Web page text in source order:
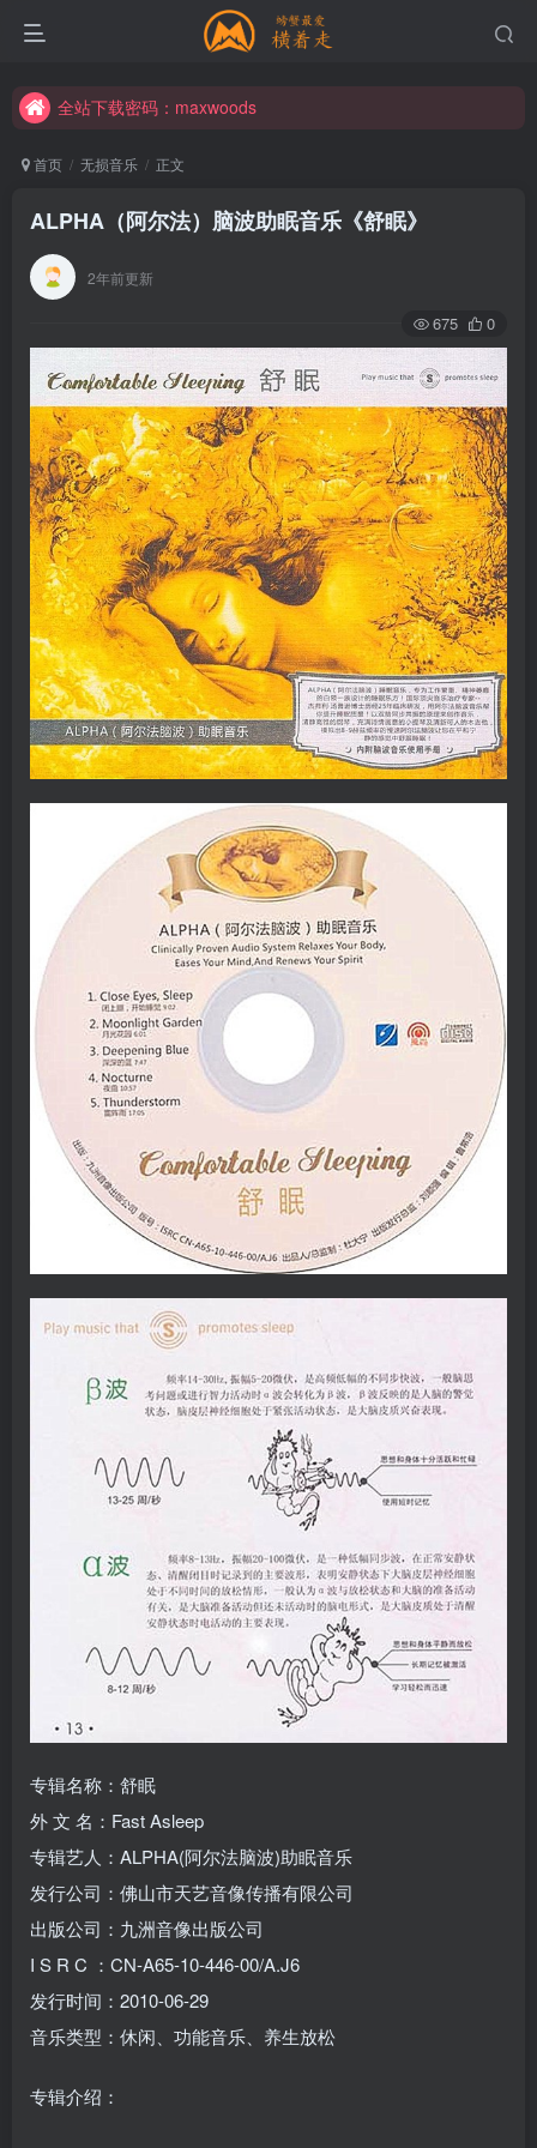
全站下载密码：maxwoods
全站下载密码：maxwoods
首页 无损音乐 正文
ALPHA（阿尔法）脑波助眠音乐《舒眠》
2年前更新
675 0
专辑名称：舒眠
外 文 名：Fast Asleep
专辑艺人：ALPHA(阿尔法脑波)助眠音乐
发行公司：佛山市天艺音像传播有限公司
出版公司：九洲音像出版公司
I S R C ：CN-A65-10-446-00/A.J6
发行时间：2010-06-29
音乐类型：休闲、功能音乐、养生放松
专辑介绍：